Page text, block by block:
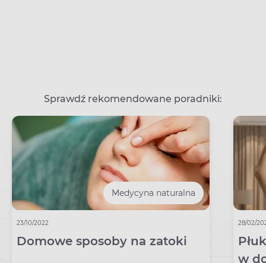
Sprawdź rekomendowane poradniki:
Medycyna naturalna
23/10/2022
Domowe sposoby na zatoki
28/02/
w